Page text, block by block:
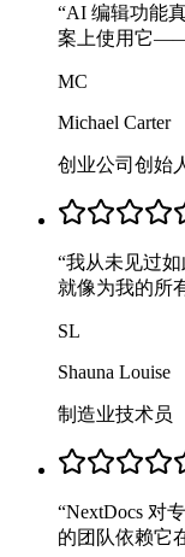
“AI 编辑功能
案上使用它——
MC
Michael Carter
创业公司创始
“我从未见过如
就像为我的所
SL
Shauna Louise
制造业技术员
“NextDocs 对
的团队依赖它